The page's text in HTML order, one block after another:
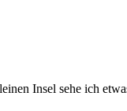
Insel sehe ich